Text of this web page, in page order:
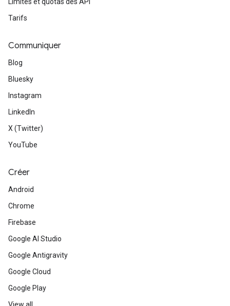
Tarifs
Communiquer
Blog
Bluesky
Instagram
LinkedIn
X (Twitter)
YouTube
Créer
Android
Chrome
Firebase
Google AI Studio
Google Antigravity
Google Cloud
Google Play